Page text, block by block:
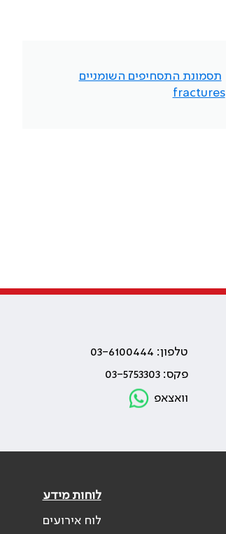
תסמונת התסחיפים השומניים
fractures
טלפון: 03-6100444
פקס: 03-5753303
וואצאפ
לוחות מידע
לוח אירועים